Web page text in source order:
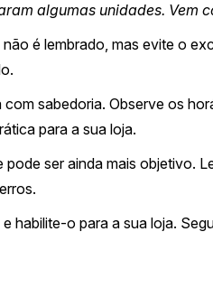
algumas unidades. Vem
é lembrado, mas evite o
sabedoria. Observe os
para a sua loja.
ser ainda mais objetivo.
o para a sua loja.